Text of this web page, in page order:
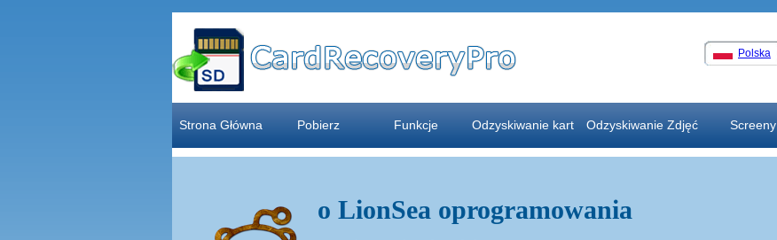
Polska
Strona Główna Pobierz Funkcje Odzyskiwanie kart Odzyskiwanie Zdjęć Screeny
o LionSea oprogramowania